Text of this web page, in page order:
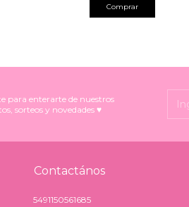
Comprar
para enterarte de nuestros
sorteos y novedades ♥
Contactános
5491150561685